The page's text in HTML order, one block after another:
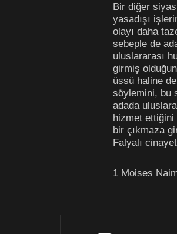
Bir diğer
yasadışı
olayı daha
sebeple de
uluslararası
girmiş
üssü haline
söylemini, bu
adada
hizmet ettiğini
bir çıkmaza
Falyalı
1 Moises